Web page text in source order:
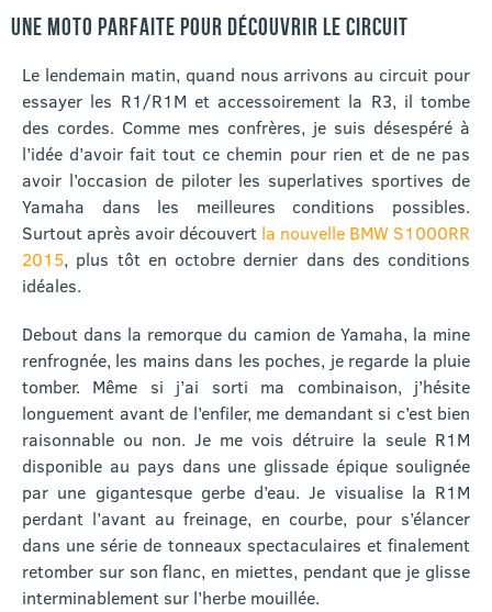
UNE MOTO PARFAITE POUR DÉCOUVRIR LE CIRCUIT
Le lendemain matin, quand nous arrivons au circuit pour
essayer les R1/R1M et accessoirement la R3, il tombe
des cordes. Comme mes confrères, je suis désespéré à
l’idée d’avoir fait tout ce chemin pour rien et de ne pas
avoir l’occasion de piloter les superlatives sportives de
Yamaha dans les meilleures conditions possibles.
Surtout après avoir découvert la nouvelle BMW S1000RR
2015, plus tôt en octobre dernier dans des conditions
idéales.
Debout dans la remorque du camion de Yamaha, la mine
renfrognée, les mains dans les poches, je regarde la pluie
tomber. Même si j’ai sorti ma combinaison, j’hésite
longuement avant de l’enfiler, me demandant si c’est bien
raisonnable ou non. Je me vois détruire la seule R1M
disponible au pays dans une glissade épique soulignée
par une gigantesque gerbe d’eau. Je visualise la R1M
perdant l’avant au freinage, en courbe, pour s’élancer
dans une série de tonneaux spectaculaires et finalement
retomber sur son flanc, en miettes, pendant que je glisse
interminablement sur l’herbe mouillée.